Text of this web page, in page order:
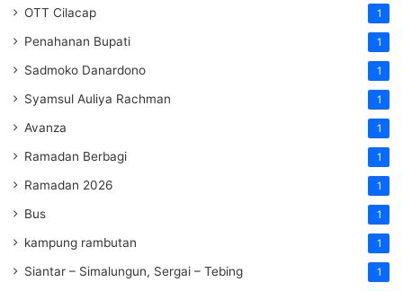
OTT Cilacap 1
Penahanan Bupati 1
Sadmoko Danardono 1
Syamsul Auliya Rachman 1
Avanza 1
Ramadan Berbagi 1
Ramadan 2026 1
Bus 1
kampung rambutan 1
Siantar – Simalungun, Sergai – Tebing 1